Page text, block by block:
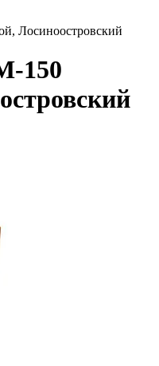
Лосиноостровский
150